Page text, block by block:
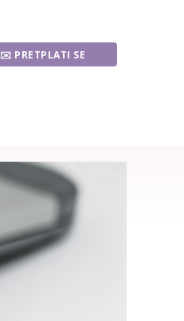
✉️ PRETPLATI SE